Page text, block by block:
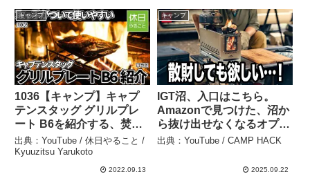
情報】
キャンプ
1036【キャンプ】キャプ
テンスタッグ グリルプレ
ート B6を紹介する、焚き
火台で肉を焼く – 休日やる
こと / Kyuuzitsu Yarukoto
出典：YouTube / 休日やること /
Kyuuzitsu Yarukoto
2022.09.13
キャンプ
IGT沼、入口はこちら。
Amazonで見つけた、沼か
ら抜け出せなくなるオプシ
ョン例5選 – CAMP HACK
出典：YouTube / CAMP HACK
2025.09.22